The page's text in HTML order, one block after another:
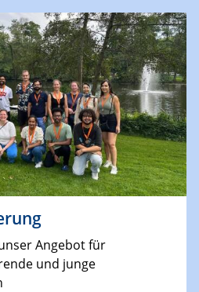
Angebot für
und junge